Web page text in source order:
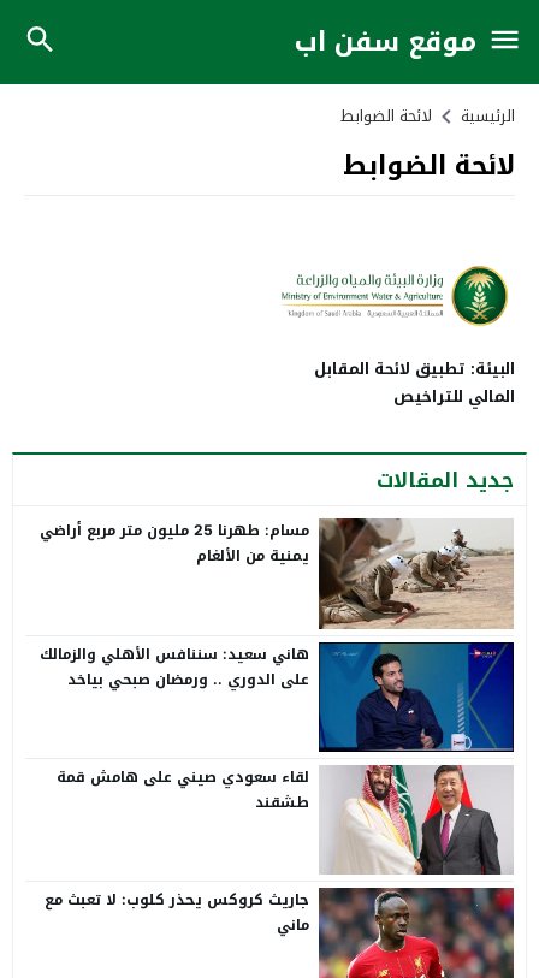
موقع سفن اب
الرئيسية لائحة الضوابط
لائحة الضوابط
البيئة: تطبيق لائحة المقابل
المالي للتراخيص
جديد المقالات
مسام: طهرنا 25 مليون متر مربع أراضي
يمنية من الألغام
هاني سعيد: سننافس الأهلي والزمالك
على الدوري .. ورمضان صبحي بياخد
لقاء سعودي صيني على هامش قمة
طشقند
جاريث كروكس يحذر كلوب: لا تعبث مع
ماني